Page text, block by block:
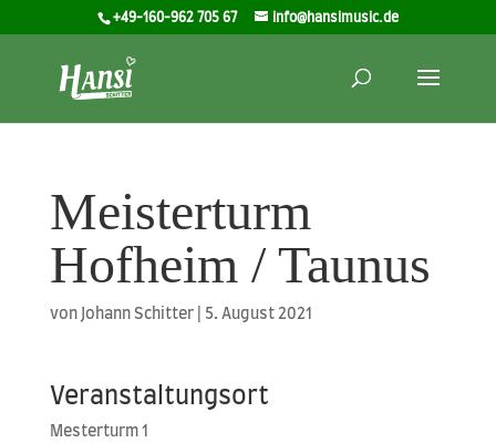
+49-160-962 705 67 info@hansimusic.de
Meisterturm
Hofheim / Taunus
von Johann Schitter| 5. August 2021
Veranstaltungsort
Mes­ter­turm 1